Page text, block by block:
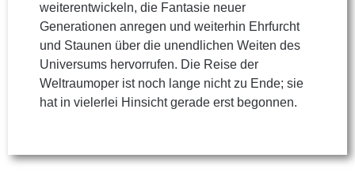
weiterentwickeln, die Fantasie neuer
Generationen anregen und weiterhin Ehrfurcht
und Staunen über die unendlichen Weiten des
Universums hervorrufen. Die Reise der
Weltraumoper ist noch lange nicht zu Ende; sie
hat in vielerlei Hinsicht gerade erst begonnen.